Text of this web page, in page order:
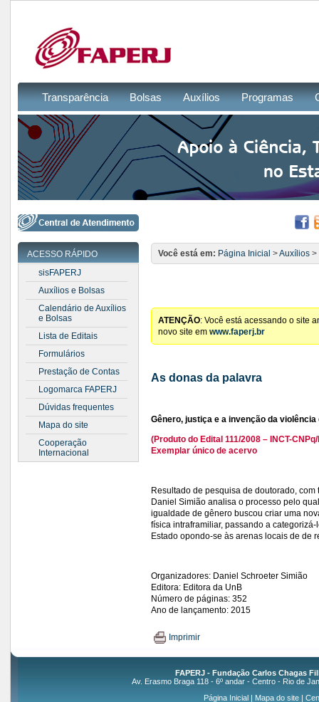
Transparência Bolsas Auxílios Programas
ACESSO RÁPIDO
sisFAPERJ
Auxílios e Bolsas
Calendário de Auxílios
e Bolsas
Lista de Editais
Formulários
Prestação de Contas
Logomarca FAPERJ
Dúvidas frequentes
Mapa do site
Cooperação
Internacional
Você está em: Página Inicial >Auxílios >
ATENÇÃO: Você está acessando o site
novo site em www.faperj.br
As donas da palavra
Gênero, justiça e a invenção da
(Produto do Edital 111/2008 – INCT-
Exemplar único de acervo
Resultado de pesquisa de doutorado,
Daniel Simião analisa o processo pelo
igualdade de gênero buscou criar uma
física intraframiliar, passando a
Estado opondo-se às arenas locais de de
Organizadores: Daniel Schroeter Simião
Editora: Editora da UnB
Número de páginas: 352
Ano de lançamento: 2015
Imprimir
FAPERJ - Fundação Carlos Chagas
Av. Erasmo Braga 118 - 6º andar - Centro - Rio de
Página Inicial| Mapa do site|